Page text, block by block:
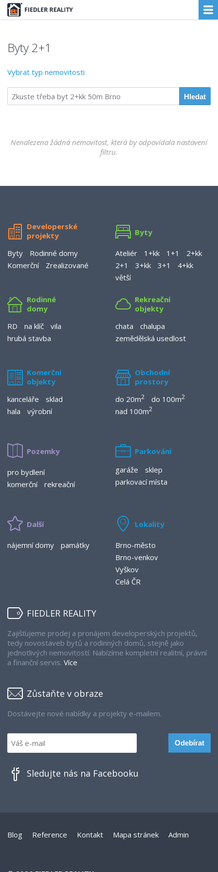
Byty 2+1
Vybrat typ nemovitosti
Nenalezena žádná nemovitost, která by odpovídala nastavení
filtru.
Developerské
projekty
Byty
Rodinné domy
Komerční
Zrealizované
Byty
Ateliér 1+kk 1+1
2+kk
2+1
3+kk 3+1
4+kk
větší
Rodinné
domy
RD
na klíč
vila
hrubá stavba
Rekreační
objekty
chata
chalupa
zemědělská usedlost
Komerční
objekty
kanceláře
sklad
hala
výrobní
Obchodní
prostory
do 20m2 do 100m2
nad 100m2
Pozemky
pro bydlení
komerční
rekreační
Parkování
garáže
sklep
parkovací místa
Další
nájemní domy památky
Lokality
Brno-město
Brno-venkov
Vyškov
Celá ČR
FIEDLER REALITY
Zajišťujeme prodej a pronájem developerských projektů,
tedy novostaveb bytů a rodinných domů, stejně jako
jednotlivých nemovitostí. Nabízíme kompletní realitní, právní
a finanční servis. Více
Zůstaňte v obraze
Dostávejte nové nabídky a projekty e-mailem.
Sledujte nás na Facebooku
Blog Reference Kontakt Mapa stránek Admin